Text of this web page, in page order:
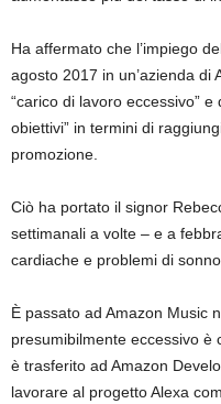
Ha affermato che l’impiego
agosto 2017 in un’azienda di
“carico di lavoro eccessivo”
obiettivi” in termini di
promozione.
Ciò ha portato il signor
settimanali a volte – e a
cardiache e problemi di
È passato ad Amazon Music
presumibilmente eccessivo
è trasferito ad Amazon
lavorare al progetto Alexa